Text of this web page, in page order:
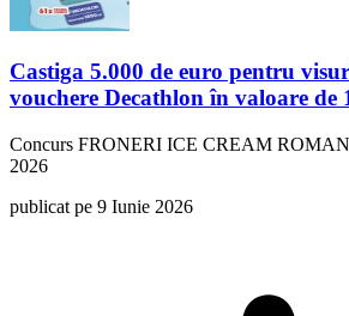
Castiga 5.000 de euro pentru
vouchere Decathlon în valoare de
Concurs FRONERI ICE CREAM
2026
publicat pe 9 Iunie 2026